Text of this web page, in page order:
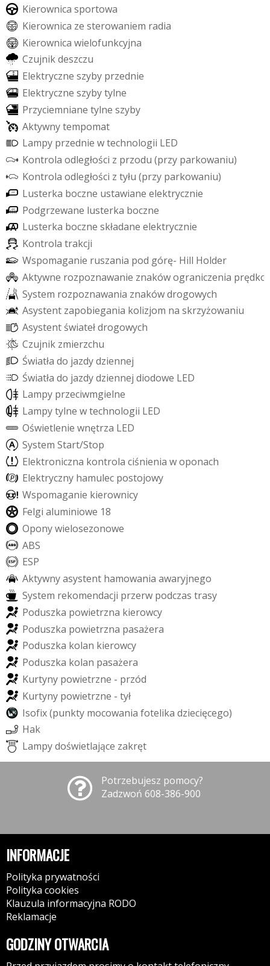
Kierownica sportowa
Kierownica ze sterowaniem radia
Kierownica wielofunkcyjna
Czujnikdeszczu
Elektryczne szyby przednie
Elektryczne szybytylne
Przyciemniane tylne szyby
Aktywnytempomat
Lampy przednie wtechnologii LED
Kontrola odległości z przodu (przy parkowaniu)
Kontrola odległości z tyłu (przy parkowaniu)
Lusterka boczne ustawiane elektrycznie
Podgrzewane lusterka boczne
Lusterka boczne składane elektrycznie
Kontrola trakcji
Wspomaganie ruszania pod górę- Hill Holder
Aktywne rozpoznawanie znakówograniczenia prędko
System rozpoznawania znakówdrogowych
Asystent zapobiegania kolizjom na skrzyżowaniu
Asystent światełdrogowych
Czujnik zmierzchu
Światła do jazdydziennej
Światła do jazdydziennej diodowe LED
Lampy przeciwmgielne
Lampytylne wtechnologii LED
Oświetlenie wnętrza LED
System Start/Stop
Elektroniczna kontrola ciśnienia woponach
Elektryczny hamulec postojowy
Wspomaganie kierownicy
Felgi aluminiowe 18
Oponywielosezonowe
ABS
ESP
Aktywnyasystent hamowania awaryjnego
System rekomendacji przerw podczas trasy
Poduszka powietrzna kierowcy
Poduszka powietrzna pasażera
Poduszka kolan kierowcy
Poduszka kolan pasażera
Kurtyny powietrzne - przód
Kurtyny powietrzne - tył
Isofix(punkty mocowania fotelika dziecięcego)
Hak
Lampydoświetlające zakręt
Potrzebujesz pomocy?
Zadzwoń 608-386-900
INFORMACJE
Polityka prywatności
Polityka cookies
Klauzula informacyjna RODO
Reklamacje
GODZINY OTWARCIA